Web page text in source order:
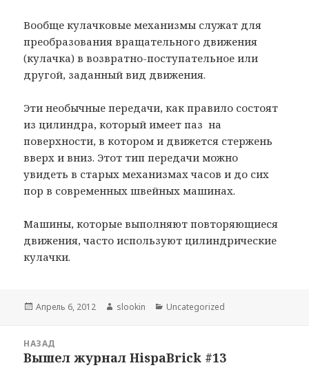
Вообще кулачковые механизмы служат для
преобразования вращательного движения
(кулачка) в возвратно-поступательное или
другой, заданный вид движения.
Эти необычные передачи, как правило состоят
из цилиндра, который имеет паз на
поверхности, в котором и движется стержень
вверх и вниз. Этот тип передачи можно
увидеть в старых механизмах часов и до сих
пор в современных швейных машинах.
Машины, которые выполняют повторяющиеся
движения, часто используют цилиндрические
кулачки.
Опубликовано
Апрель 6, 2012 Автор
slookin Рубрики
Uncategorized
НАЗАД
Предыдущая
Вышел журнал HispaBrick #13